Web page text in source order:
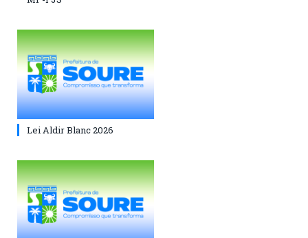
Lei Aldir Blanc 2026